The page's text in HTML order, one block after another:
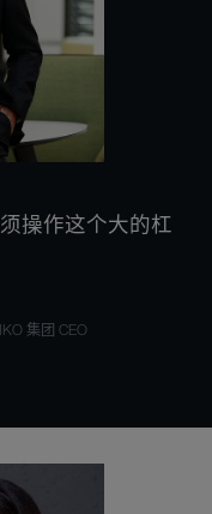
操作这个大的杠
集团 CEO